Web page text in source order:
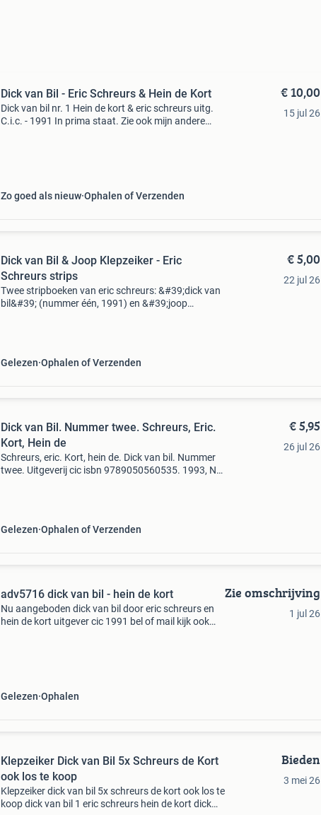
Dick van Bil - Eric Schreurs & Hein de Kort
Dick van bil nr. 1 Hein de kort & eric schreurs uitg.
C.i.c. - 1991 In prima staat. Zie ook mijn andere
Zo goed als nieuw Ophalen of Verzenden
€ 10,00
15 jul 26
Dick van Bil & Joop Klepzeiker - Eric
Schreurs strips
Twee stripboeken van eric schreurs: &#39;dick van
bil&#39; (nummer één, 1991) en &#39;joop
Gelezen Ophalen of Verzenden
€ 5,00
22 jul 26
Dick van Bil. Nummer twee. Schreurs, Eric.
Kort, Hein de
Schreurs, eric. Kort, hein de. Dick van bil. Nummer
twee. Uitgeverij cic isbn 9789050560535. 1993, Ng,
Gelezen Ophalen of Verzenden
€ 5,95
26 jul 26
adv5716 dick van bil - hein de kort
Nu aangeboden dick van bil door eric schreurs en
hein de kort uitgever cic 1991 bel of mail kijk ook
Gelezen Ophalen
Zie omschrijving
1 jul 26
Klepzeiker Dick van Bil 5x Schreurs de Kort
ook los te koop
Klepzeiker dick van bil 5x schreurs de kort ook los te
koop dick van bil 1 eric schreurs hein de kort dick
Bieden
3 mei 26